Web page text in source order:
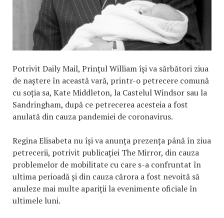
Potrivit Daily Mail, Prințul William își va sărbători ziua
de naștere în această vară, printr-o petrecere comună
cu soția sa, Kate Middleton, la Castelul Windsor sau la
Sandringham, după ce petrecerea acesteia a fost
anulată din cauza pandemiei de coronavirus.
Regina Elisabeta nu își va anunța prezența până în ziua
petrecerii, potrivit publicației The Mirror, din cauza
problemelor de mobilitate cu care s-a confruntat în
ultima perioadă și din cauza cărora a fost nevoită să
anuleze mai multe apariții la evenimente oficiale în
ultimele luni.